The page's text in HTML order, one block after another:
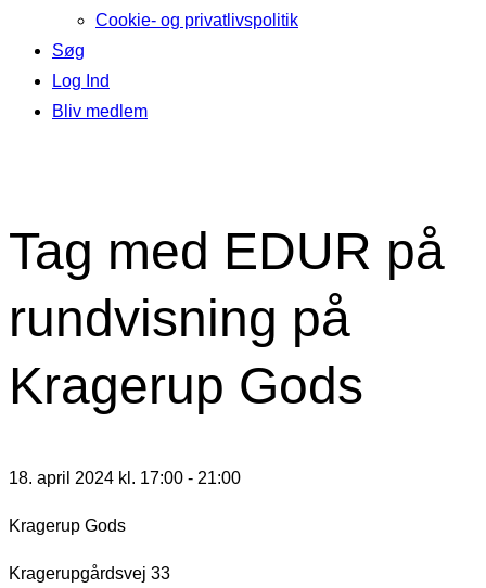
Cookie- og privatlivspolitik
Søg
Log Ind
Bliv medlem
Tag med EDUR på
rundvisning på
Kragerup Gods
18. april 2024 kl. 17:00 - 21:00
Kragerup Gods
Kragerupgårdsvej 33